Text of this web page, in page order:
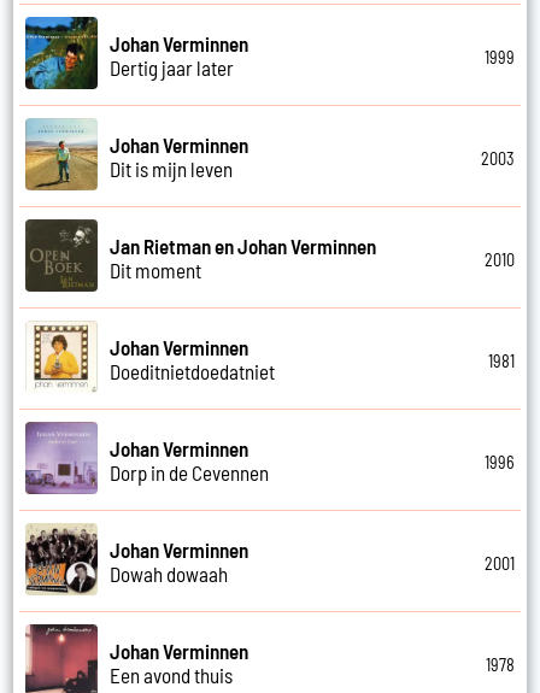
Johan Verminnen
Dertig jaar later
1999
Johan Verminnen
Dit is mijn leven
2003
Jan Rietman en Johan Verminnen
Dit moment
2010
Johan Verminnen
Doeditnietdoedatniet
1981
Johan Verminnen
Dorp in de Cevennen
1996
Johan Verminnen
Dowah dowaah
2001
Johan Verminnen
Een avond thuis
1978